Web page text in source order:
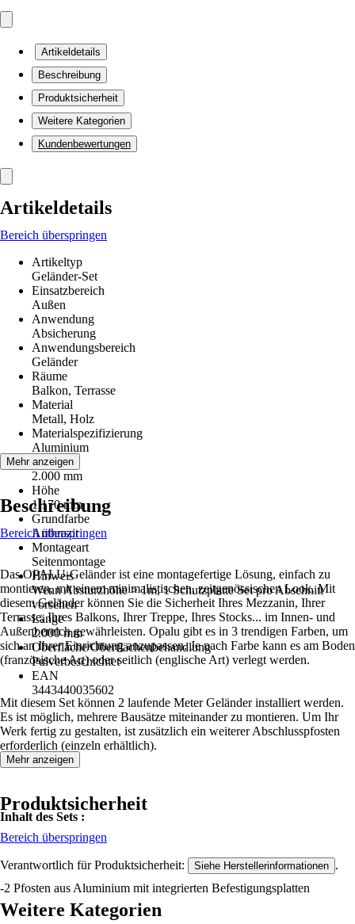
Artikeldetails
Beschreibung
Produktsicherheit
Weitere Kategorien
Kundenbewertungen
Artikeldetails
Bereich überspringen
Artikeltyp
Geländer-Set
Einsatzbereich
Außen
Anwendung
Absicherung
Anwendungsbereich
Geländer
Räume
Balkon, Terrasse
Material
Metall, Holz
Materialspezifizierung
Aluminium
Breite
2.000 mm
Höhe
1.170 mm
Grundfarbe
Anthrazit
Montageart
Seitenmontage
Hinweis
Wenn Absturzhöhe > 1m, 1 Schutzplatte Set pro Abschnitt
vorsehen
Länge
2.000 mm
Oberfläche/Oberflächenbehandlung
Pulverbeschichtet
EAN
3443440035602
Mehr anzeigen
Beschreibung
Bereich überspringen
Das OPALU-Geländer ist eine montagefertige Lösung, einfach zu
montieren, mit einem minimalistischen, zeitgenössischen Look. Mit
diesem Geländer können Sie die Sicherheit Ihres Mezzanin, Ihrer
Terrasse, Ihres Balkons, Ihrer Treppe, Ihres Stocks... im Innen- und
Außenbereich gewährleisten. Opalu gibt es in 3 trendigen Farben, um
sich an Ihrer Einrichtung anzupassen. Je nach Farbe kann es am Boden
(französische Art) oder seitlich (englische Art) verlegt werden.
Mit diesem Set können 2 laufende Meter Geländer installiert werden.
Es ist möglich, mehrere Bausätze miteinander zu montieren. Um Ihr
Werk fertig zu gestalten, ist zusätzlich ein weiterer Abschlusspfosten
erforderlich (einzeln erhältlich).
Inhalt des Sets :
-2 Pfosten aus Aluminium mit integrierten Befestigungsplatten
Mehr anzeigen
Produktsicherheit
Bereich überspringen
Verantwortlich für Produktsicherheit: Siehe Herstellerinformationen .
Weitere Kategorien